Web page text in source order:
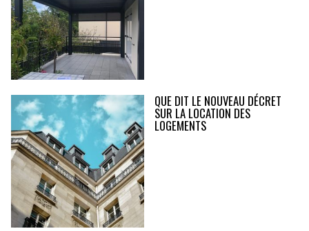
QUE DIT LE NOUVEAU DÉCRET
SUR LA LOCATION DES
LOGEMENTS